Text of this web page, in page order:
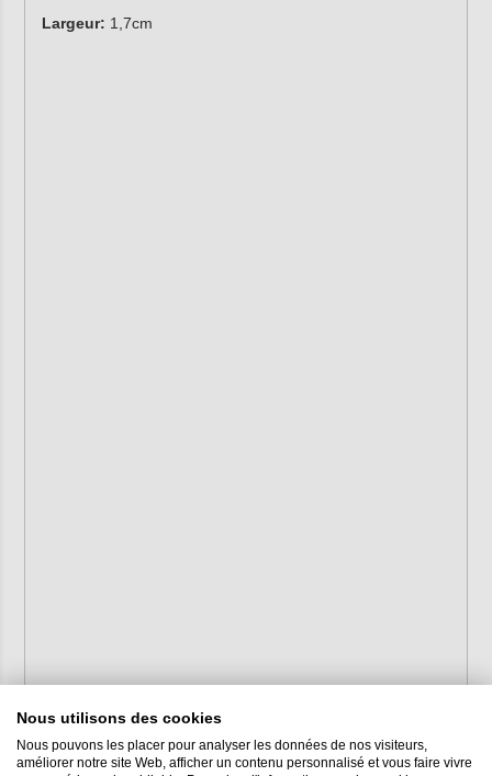
Largeur: 1,7cm
Nous utilisons des cookies
Nous pouvons les placer pour analyser les données de nos visiteurs,
améliorer notre site Web, afficher un contenu personnalisé et vous faire vivre